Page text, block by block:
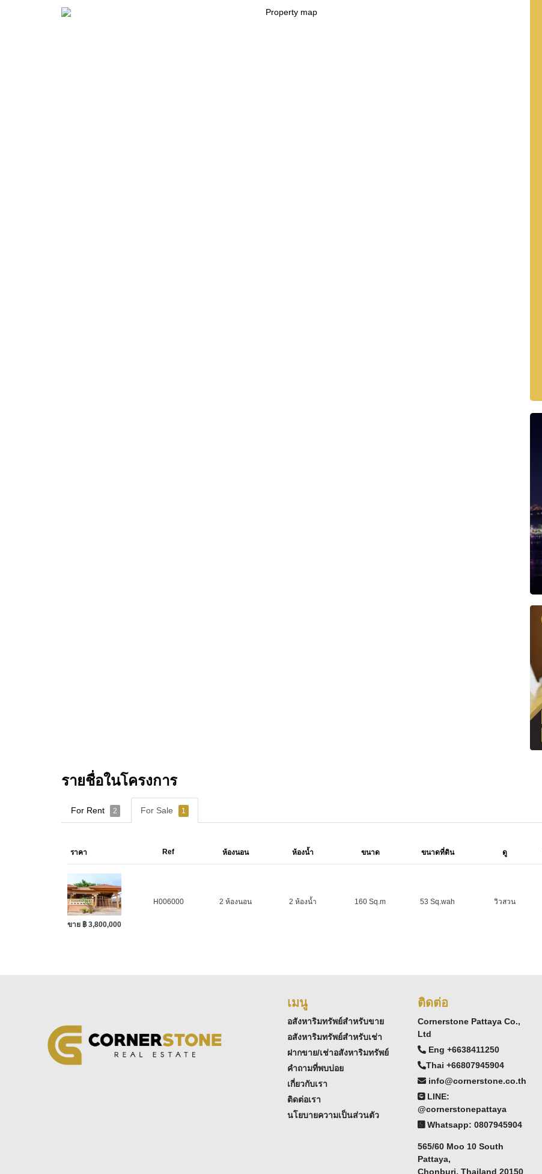
รายชื่อในโครงการ
For Rent 2 For Sale 1
ราคา Ref ห้องนอน ห้องน้ำ ขนาด ขนาดที่ดิน ดู
ขาย ฿ 3,800,000
H006000 2 ห้องนอน 2 ห้องน้ำ 160 Sq.m 53 Sq.wah วิวสวน
เมนู
อสังหาริมทรัพย์สำหรับขาย
อสังหาริมทรัพย์สำหรับเช่า
ฝากขาย/เช่าอสังหาริมทรัพย์
คำถามที่พบบ่อย
เกี่ยวกับเรา
ติดต่อเรา
นโยบายความเป็นส่วนตัว
ติดต่อ
Cornerstone Pattaya Co.,
Ltd
Eng +6638411250
Thai +66807945904
info@cornerstone.co.th
LINE:
@cornerstonepattaya
Whatsapp: 0807945904
565/60 Moo 10 South
Pattaya,
Chonburi, Thailand 20150